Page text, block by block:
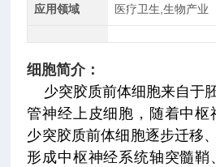
应用领域 医疗卫生,生物产业
细胞简介：
少突胶质前体细胞来自于
管神经上皮细胞，随着中枢
少突胶质前体细胞逐步迁移
形成中枢神经系统轴突髓鞘